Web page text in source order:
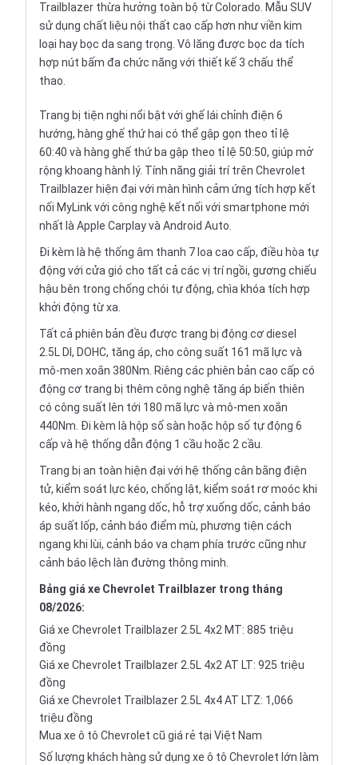
Trailblazer thừa hưởng toàn bộ từ Colorado. Mẫu SUV
sử dụng chất liệu nội thất cao cấp hơn như viền kim
loại hay bọc da sang trọng. Vô lăng được bọc da tích
hợp nút bấm đa chức năng với thiết kế 3 chấu thể
thao.
Trang bị tiện nghi nổi bật với ghế lái chỉnh điện 6
hướng, hàng ghế thứ hai có thể gập gọn theo tỉ lệ
60:40 và hàng ghế thứ ba gập theo tỉ lệ 50:50, giúp mở
rộng khoang hành lý. Tính năng giải trí trên Chevrolet
Trailblazer hiện đại với màn hình cảm ứng tích hợp kết
nối MyLink với công nghệ kết nối với smartphone mới
nhất là Apple Carplay và Android Auto.
Đi kèm là hệ thống âm thanh 7 loa cao cấp, điều hòa tự
động với cửa gió cho tất cả các vị trí ngồi, gương chiếu
hậu bên trong chống chói tự động, chìa khóa tích hợp
khởi động từ xa.
Tất cả phiên bản đều được trang bị động cơ diesel
2.5L DI, DOHC, tăng áp, cho công suất 161 mã lực và
mô-men xoắn 380Nm. Riêng các phiên bản cao cấp có
động cơ trang bị thêm công nghệ tăng áp biến thiên
có công suất lên tới 180 mã lực và mô-men xoắn
440Nm. Đi kèm là hộp số sàn hoặc hộp số tự động 6
cấp và hệ thống dẫn động 1 cầu hoặc 2 cầu.
Trang bị an toàn hiện đại với hệ thống cân bằng điện
tử, kiểm soát lực kéo, chống lật, kiểm soát rơ moóc khi
kéo, khởi hành ngang dốc, hỗ trợ xuống dốc, cảnh báo
áp suất lốp, cảnh báo điểm mù, phương tiện cách
ngang khi lùi, cảnh báo va chạm phía trước cũng như
cảnh báo lệch làn đường thông minh.
Bảng giá xe Chevrolet Trailblazer trong tháng
08/2026:
Giá xe Chevrolet Trailblazer 2.5L 4x2 MT: 885 triệu
đồng
Giá xe Chevrolet Trailblazer 2.5L 4x2 AT LT: 925 triệu
đồng
Giá xe Chevrolet Trailblazer 2.5L 4x4 AT LTZ: 1,066
triệu đồng
Mua xe ô tô Chevrolet cũ giá rẻ tại Việt Nam
Số lượng khách hàng sử dụng xe ô tô Chevrolet lớn làm